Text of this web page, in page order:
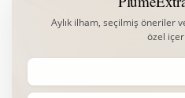
Aylık ilham, seçilmiş öneriler
özel